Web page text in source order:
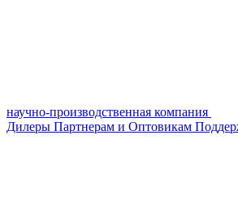
научно-производственная компания
Дилеры Партнерам и Оптовикам